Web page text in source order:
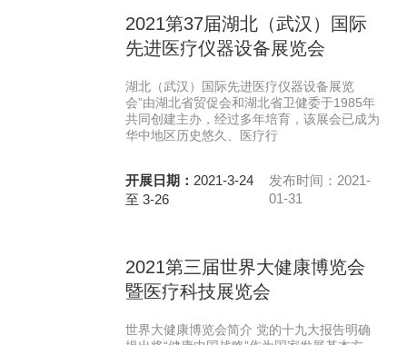
2021第37届湖北（武汉）国际
先进医疗仪器设备展览会
湖北（武汉）国际先进医疗仪器设备展览
会”由湖北省贸促会和湖北省卫健委于1985年
共同创建主办，经过多年培育，该展会已成为
华中地区历史悠久、医疗行
开展日期： 2021-3-24
至 3-26
发布时间：2021-
01-31
2021第三届世界大健康博览会
暨医疗科技展览会
世界大健康博览会简介 党的十九大报告明确